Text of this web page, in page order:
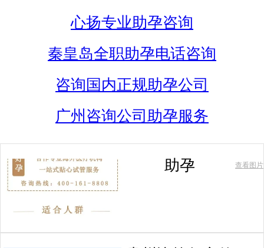
心扬专业助孕咨询
秦皇岛全职助孕电话咨询
咨询国内正规助孕公司
广州咨询公司助孕服务
助孕 查看图片